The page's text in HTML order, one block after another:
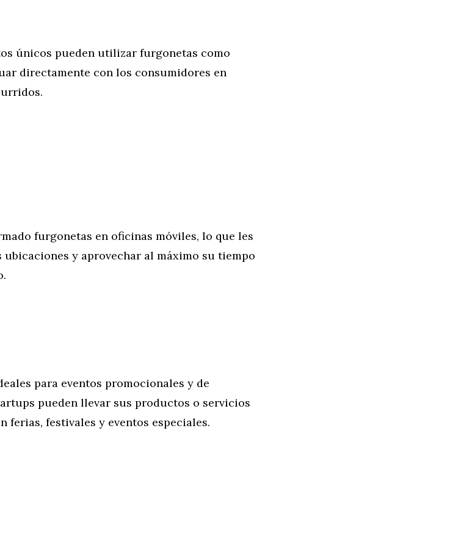
únicos pueden utilizar furgonetas como
directamente con los consumidores en
furgonetas en oficinas móviles, lo que les
y aprovechar al máximo su tiempo
para eventos promocionales y de
pueden llevar sus productos o servicios
ferias, festivales y eventos especiales.